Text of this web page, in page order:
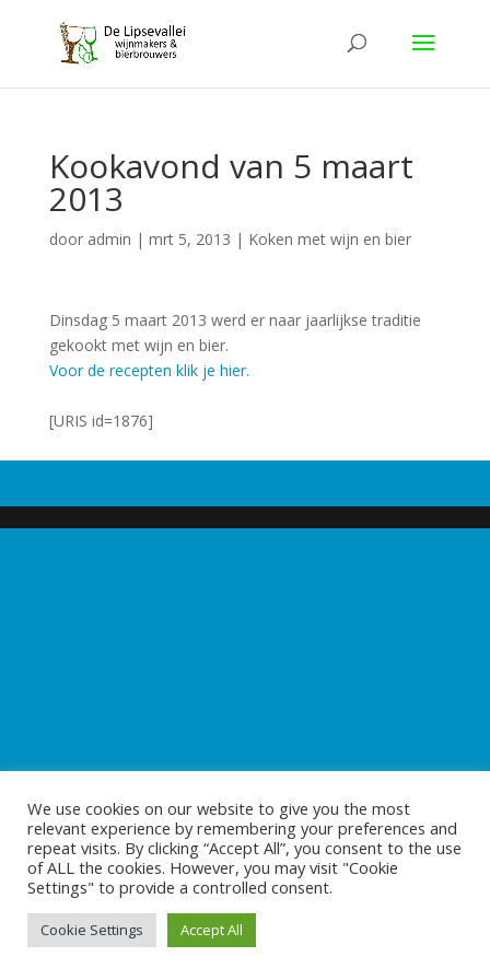
Kookavond van 5 maart
2013
door admin | mrt 5, 2013 | Koken met wijn en bier
Dinsdag 5 maart 2013 werd er naar jaarlijkse traditie
gekookt met wijn en bier.
Voor de recepten klik je hier.
[URIS id=1876]
We use cookies on our website to give you the most
relevant experience by remembering your preferences and
repeat visits. By clicking “Accept All”, you consent to the use
of ALL the cookies. However, you may visit "Cookie
Settings" to provide a controlled consent.
Cookie Settings Accept All